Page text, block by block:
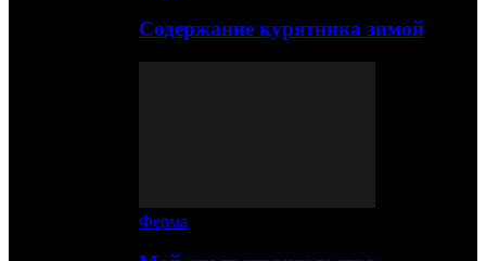
Содержание курятника зимой
Ферма